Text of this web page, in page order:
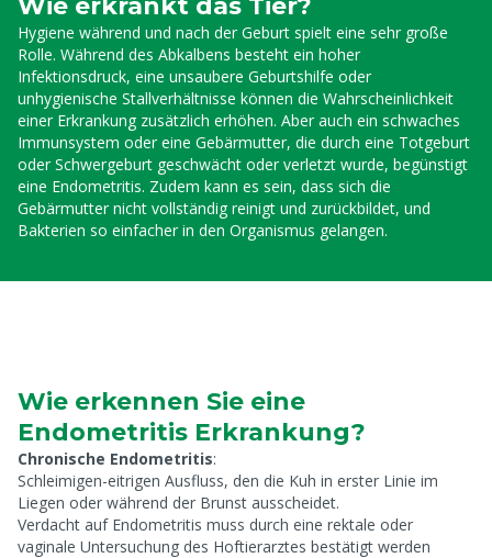
Wie erkrankt das Tier?
Hygiene während und nach der Geburt spielt eine sehr große
Rolle. Während des Abkalbens besteht ein hoher
Infektionsdruck, eine unsaubere Geburtshilfe oder
unhygienische Stallverhältnisse können die Wahrscheinlichkeit
einer Erkrankung zusätzlich erhöhen. Aber auch ein schwaches
Immunsystem oder eine Gebärmutter, die durch eine Totgeburt
oder Schwergeburt geschwächt oder verletzt wurde, begünstigt
eine Endometritis. Zudem kann es sein, dass sich die
Gebärmutter nicht vollständig reinigt und zurückbildet, und
Bakterien so einfacher in den Organismus gelangen.
Wie erkennen Sie eine
Endometritis Erkrankung?
Chronische Endometritis:
Schleimigen-eitrigen Ausfluss, den die Kuh in erster Linie im
Liegen oder während der Brunst ausscheidet.
Verdacht auf Endometritis muss durch eine rektale oder
vaginale Untersuchung des Hoftierarztes bestätigt werden